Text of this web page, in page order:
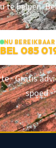
te helpen.
NU BEREIKBAAR
BEL 085
· Gratis
spoed